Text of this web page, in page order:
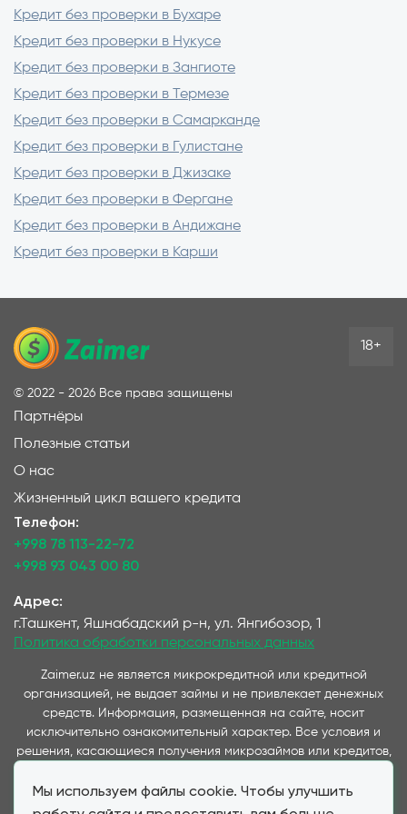
Кредит без проверки в Бухаре
Кредит без проверки в Нукусе
Кредит без проверки в Зангиоте
Кредит без проверки в Термезе
Кредит без проверки в Самарканде
Кредит без проверки в Гулистане
Кредит без проверки в Джизаке
Кредит без проверки в Фергане
Кредит без проверки в Андижане
Кредит без проверки в Карши
Мы используем файлы cookie. Чтобы улучшить
© 2022 - 2026 Все права защищены
Партнёры
Полезные статьи
О нас
Жизненный цикл вашего кредита
Телефон:
+998 78 113-22-72
+998 93 043 00 80
Адрес:
г.Ташкент, Яшнабадский р-н, ул. Янгибозор, 1
Политика обработки персональных данных
18+
Zaimer.uz не является микрокредитной или кредитной
организацией, не выдает займы и не привлекает денежных
средств. Информация, размещенная на сайте, носит
исключительно ознакомительный характер. Все условия и
решения, касающиеся получения микрозаймов или кредитов,
предоставляющими данные услуги и представленные на
данном сайте. Важно отметить, что условия займов и